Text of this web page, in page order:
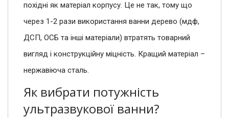
похідні як матеріал корпусу. Це не так, тому що
через 1-2 рази використання ванни дерево (мдф,
ДСП, ОСБ та інші матеріали) втратять товарний
вигляд і конструкційну міцність. Кращий матеріал –
нержавіюча сталь.
Як вибрати потужність
ультразвукової ванни?